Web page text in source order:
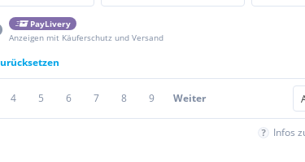
PayLivery
Anzeigen mit Käuferschutz und Versand
4 5 6 7 8 9 Weiter
Infos